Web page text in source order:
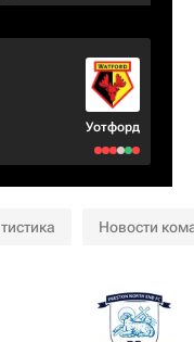
Уотфорд
Новости